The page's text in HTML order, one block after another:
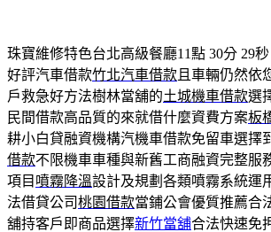
珠寶維修特色台北高級餐廳11點 30分 29秒
好評汽車借款竹北汽車借款 且車輛仍然依
戶救急好方法樹林當舖的土城機車借款選
民間借款高品質的來就借什麼資費方案板
耕小白貸融資機構汽機車借款免留車選擇
借款不限機車車種與新舊工商融資完整服
項目 噴霧降溫設計及規劃各類噴霧系統運
法借貸公司桃園借款當鋪公會優質推薦合
舖持客戶即商品選擇新竹當舖合法快速免